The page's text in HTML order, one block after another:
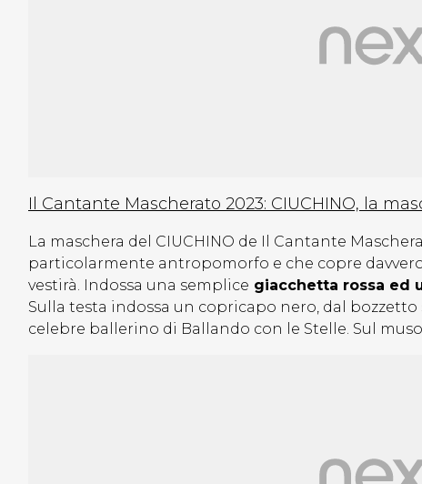
Il Cantante Mascherato 2023: CIUCHINO, la
La maschera del CIUCHINO de Il Cantante
particolarmente antropomorfo e che copre
vestirà. Indossa una semplice giacchetta rossa ed
Sulla testa indossa un copricapo nero, dal
celebre ballerino di Ballando con le Stelle. Sul